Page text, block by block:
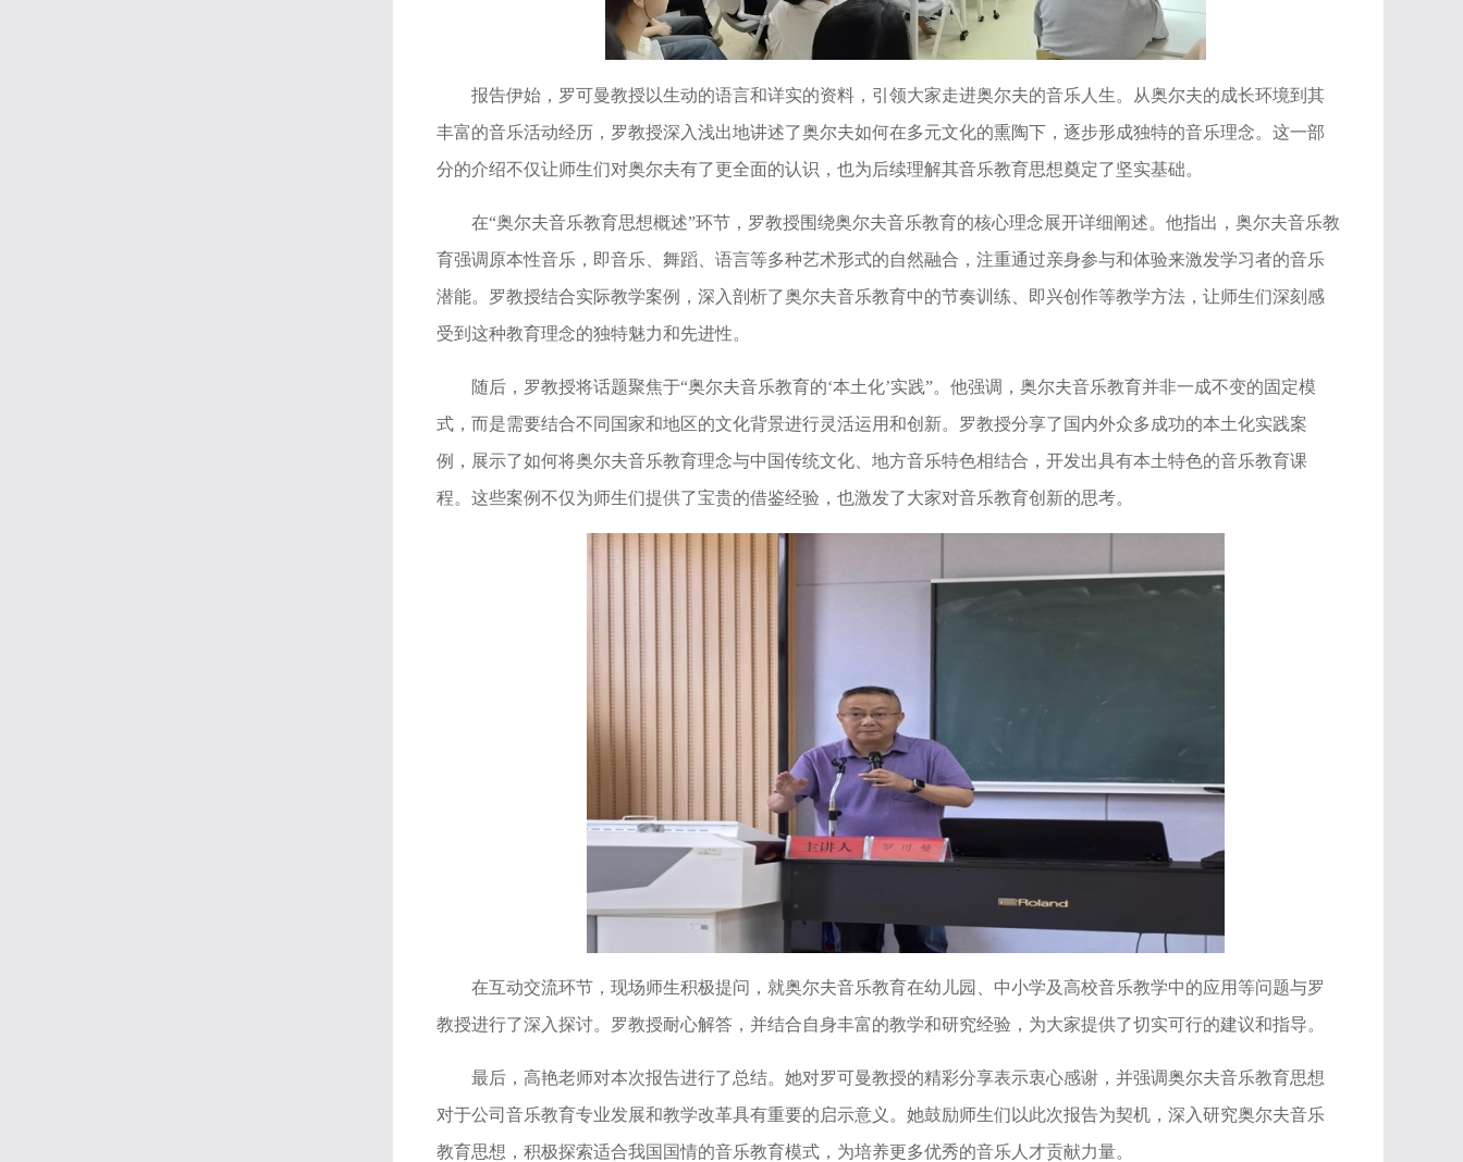
报告伊始，罗可曼教授以生动的语言和详实的资料，引领大家走进奥尔夫的音乐人生。从奥尔夫的成长环境到其
丰富的音乐活动经历，罗教授深入浅出地讲述了奥尔夫如何在多元文化的熏陶下，逐步形成独特的音乐理念。这一部
分的介绍不仅让师生们对奥尔夫有了更全面的认识，也为后续理解其音乐教育思想奠定了坚实基础。
在“奥尔夫音乐教育思想概述”环节，罗教授围绕奥尔夫音乐教育的核心理念展开详细阐述。他指出，奥尔夫音乐教
育强调原本性音乐，即音乐、舞蹈、语言等多种艺术形式的自然融合，注重通过亲身参与和体验来激发学习者的音乐
潜能。罗教授结合实际教学案例，深入剖析了奥尔夫音乐教育中的节奏训练、即兴创作等教学方法，让师生们深刻感
受到这种教育理念的独特魅力和先进性。
随后，罗教授将话题聚焦于“奥尔夫音乐教育的‘本土化’实践”。他强调，奥尔夫音乐教育并非一成不变的固定模
式，而是需要结合不同国家和地区的文化背景进行灵活运用和创新。罗教授分享了国内外众多成功的本土化实践案
例，展示了如何将奥尔夫音乐教育理念与中国传统文化、地方音乐特色相结合，开发出具有本土特色的音乐教育课
程。这些案例不仅为师生们提供了宝贵的借鉴经验，也激发了大家对音乐教育创新的思考。
在互动交流环节，现场师生积极提问，就奥尔夫音乐教育在幼儿园、中小学及高校音乐教学中的应用等问题与罗
教授进行了深入探讨。罗教授耐心解答，并结合自身丰富的教学和研究经验，为大家提供了切实可行的建议和指导。
最后，高艳老师对本次报告进行了总结。她对罗可曼教授的精彩分享表示衷心感谢，并强调奥尔夫音乐教育思想
对于公司音乐教育专业发展和教学改革具有重要的启示意义。她鼓励师生们以此次报告为契机，深入研究奥尔夫音乐
教育思想，积极探索适合我国国情的音乐教育模式，为培养更多优秀的音乐人才贡献力量。